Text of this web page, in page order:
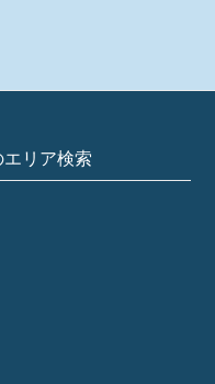
リア検索